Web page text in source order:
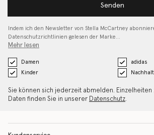
Senden
Indem ich den Newsletter von Stella McCartney
Datenschutzrichtlinien gelesen der Marke…
Mehr lesen
Damen
adidas
Kinder
Sie können sich jederzeit abmelden. Einzelheiten
Daten finden Sie in unserer Datenschutz.